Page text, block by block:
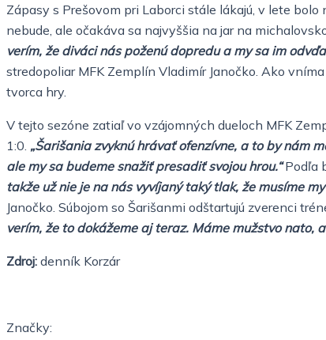
Zápasy s Prešovom pri Laborci stále lákajú, v lete
nebude, ale očakáva sa najvyššia na jar na
verím, že diváci nás poženú dopredu a my sa im
stredopoliar MFK Zemplín Vladimír Janočko. Ako
tvorca hry.
V tejto sezóne zatiaľ vo vzájomných dueloch MFK
1:0. „Šarišania zvyknú hrávať ofenzívne, a to by nám
ale my sa budeme snažiť presadiť svojou hrou.“Podľa
takže už nie je na nás vyvíjaný taký tlak, že musíme
Janočko. Súbojom so Šarišanmi odštartujú zverenci
verím, že to dokážeme aj teraz. Máme mužstvo nato,
Zdroj: denník Korzár
Značky: